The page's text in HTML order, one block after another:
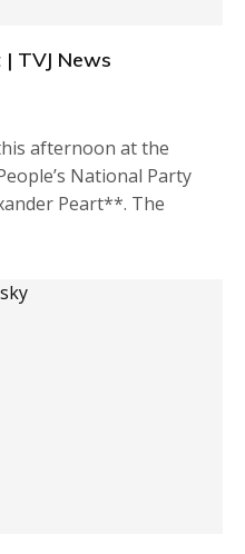
TVJ News
afternoon at the
National Party
Peart**. The